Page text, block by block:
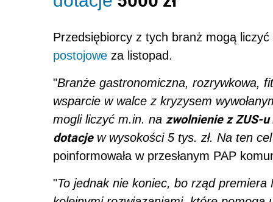
Przedsiębiorcy z tych branż mogą
postojowe za listopad.
"Branże gastronomiczna, rozrywkowa,
wsparcie w walce z kryzysem
mogli liczyć m.in. na zwolnienie z ZUS-u
dotacjew wysokości 5 tys. zł. Na ten
poinformowała w przesłanym PAP
"To jednak nie koniec, bo rząd